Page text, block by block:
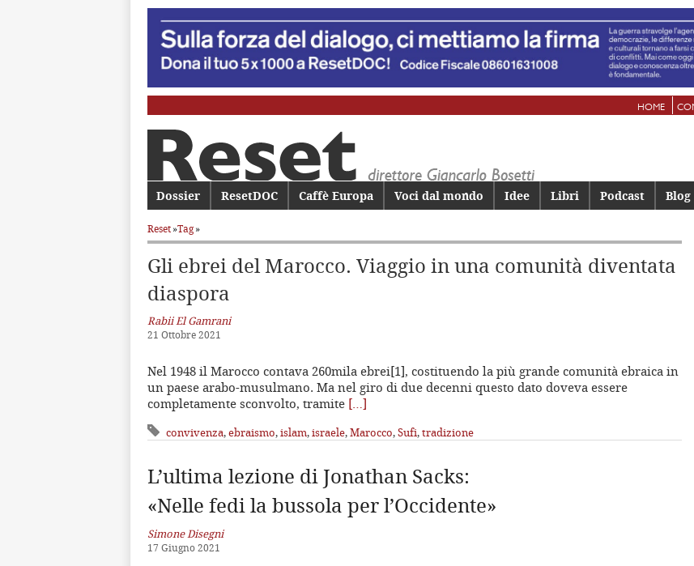
HOME
Menu principale
Vai al contenuto principale
Vai al contenuto secondario
Dossier ResetDOC Caffè Europa Voci dal mondo Idee Libri Podcast Blog
Reset»Tag»
Gli ebrei del Marocco. Viaggio in una comunità diventata
diaspora
Rabii El Gamrani
21 Ottobre 2021
Nel 1948 il Marocco contava 260mila ebrei[1], costituendo la più grande comunità ebraica in
un paese arabo-musulmano. Ma nel giro di due decenni questo dato doveva essere
completamente sconvolto, tramite […]
convivenza,ebraismo,islam,israele,Marocco,Sufi,tradizione
L’ultima lezione di Jonathan Sacks:
«Nelle fedi la bussola per l’Occidente»
Simone Disegni
17 Giugno 2021